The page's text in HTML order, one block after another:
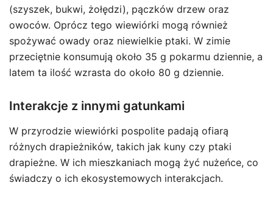
(szyszek, bukwi, żołędzi), pączków drzew oraz
owoców. Oprócz tego wiewiórki mogą również
spożywać owady oraz niewielkie ptaki. W zimie
przeciętnie konsumują około 35 g pokarmu dziennie, a
latem ta ilość wzrasta do około 80 g dziennie.
Interakcje z innymi gatunkami
W przyrodzie wiewiórki pospolite padają ofiarą
różnych drapieżników, takich jak kuny czy ptaki
drapieżne. W ich mieszkaniach mogą żyć nużeńce, co
świadczy o ich ekosystemowych interakcjach.